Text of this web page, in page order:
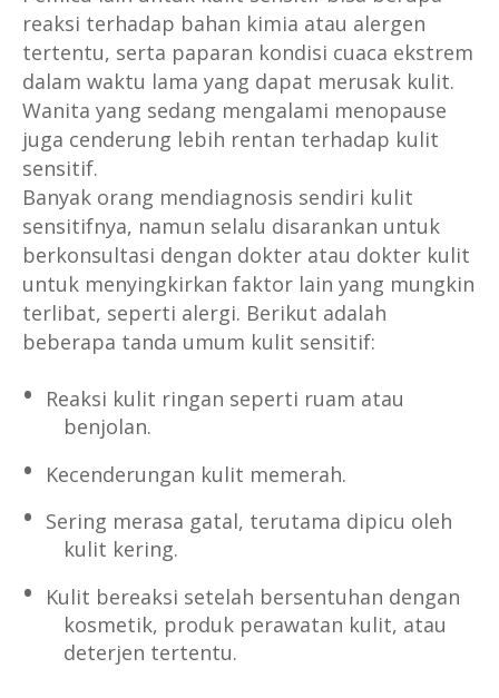
reaksi terhadap bahan kimia atau alergen
tertentu, serta paparan kondisi cuaca ekstrem
dalam waktu lama yang dapat merusak kulit.
Wanita yang sedang mengalami menopause
juga cenderung lebih rentan terhadap kulit
sensitif.
Banyak orang mendiagnosis sendiri kulit
sensitifnya, namun selalu disarankan untuk
berkonsultasi dengan dokter atau dokter kulit
untuk menyingkirkan faktor lain yang mungkin
terlibat, seperti alergi. Berikut adalah
beberapa tanda umum kulit sensitif:
Reaksi kulit ringan seperti ruam atau
benjolan.
Kecenderungan kulit memerah.
Sering merasa gatal, terutama dipicu oleh
kulit kering.
Kulit bereaksi setelah bersentuhan dengan
kosmetik, produk perawatan kulit, atau
deterjen tertentu.